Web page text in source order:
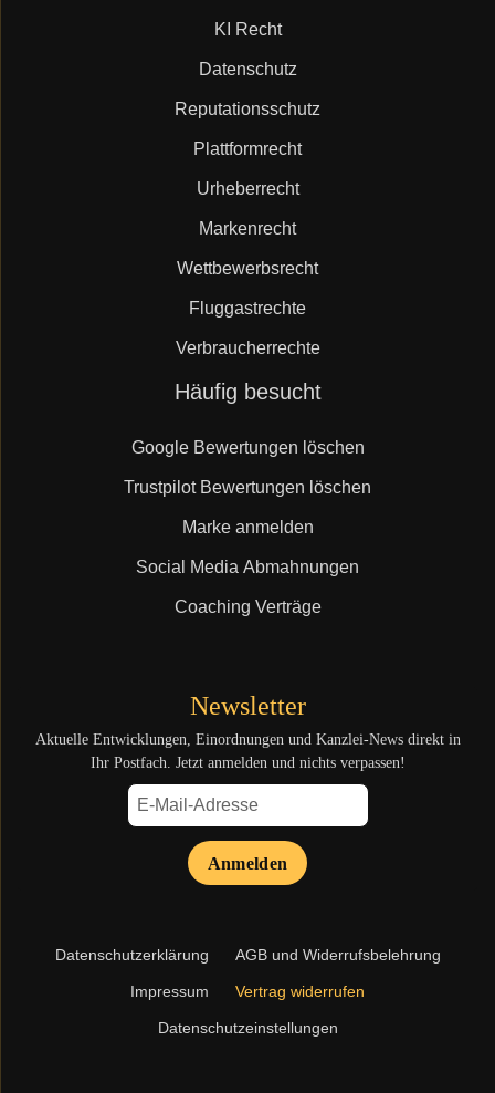
KI Recht
Datenschutz
Reputationsschutz
Plattformrecht
Urheberrecht
Markenrecht
Wettbewerbsrecht
Fluggastrechte
Verbraucherrechte
Häufig besucht
Google Bewertungen löschen
Trustpilot Bewertungen löschen
Marke anmelden
Social Media Abmahnungen
Coaching Verträge
Newsletter
Aktuelle Entwicklungen, Einordnungen und Kanzlei-News direkt in
Ihr Postfach. Jetzt anmelden und nichts verpassen!
Anmelden
Navigation
Datenschutzerklärung AGB und Widerrufsbelehrung
Impressum Vertrag widerrufen
Datenschutzeinstellungen